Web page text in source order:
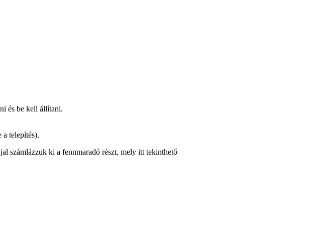
és be kell állítani.
a telepítés).
számlázzuk ki a fennmaradó részt, mely itt tekinthető